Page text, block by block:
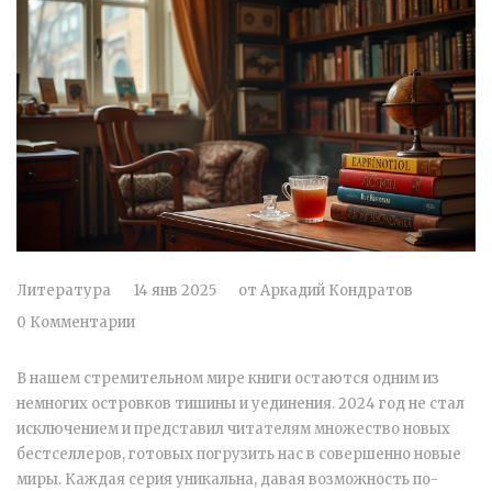
Литература 14 янв 2025 от Аркадий Кондратов
0 Комментарии
В нашем стремительном мире книги остаются одним из
немногих островков тишины и уединения. 2024 год не стал
исключением и представил читателям множество новых
бестселлеров, готовых погрузить нас в совершенно новые
миры. Каждая серия уникальна, давая возможность по-